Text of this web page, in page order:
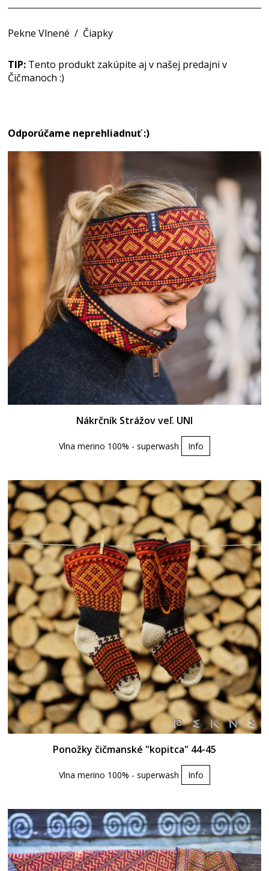
Pekne Vlnené / Čiapky
TIP: Tento produkt zakúpite aj v našej predajni v
Čičmanoch :)
Odporúčame neprehliadnuť :)
Nákrčník Strážov veľ. UNI
Vlna merino 100% - superwash Info
Ponožky čičmanské "kopitca" 44-45
Vlna merino 100% - superwash Info